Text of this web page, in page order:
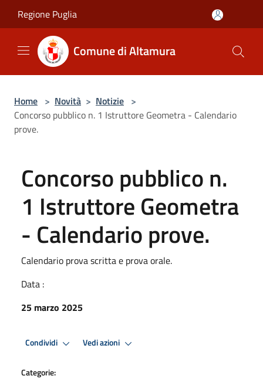
Regione Puglia
Comune di Altamura
Home > Novità > Notizie >
Concorso pubblico n. 1 Istruttore Geometra - Calendario
prove.
Concorso pubblico n.
1 Istruttore Geometra
- Calendario prove.
Calendario prova scritta e prova orale.
Data :
25 marzo 2025
Condividi Vedi azioni
Categorie: